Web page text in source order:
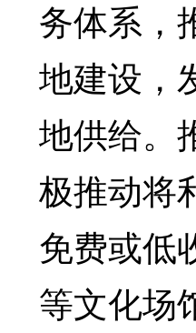
务体系，
地建设，
地供给。
极推动将
免费或低
等文化场